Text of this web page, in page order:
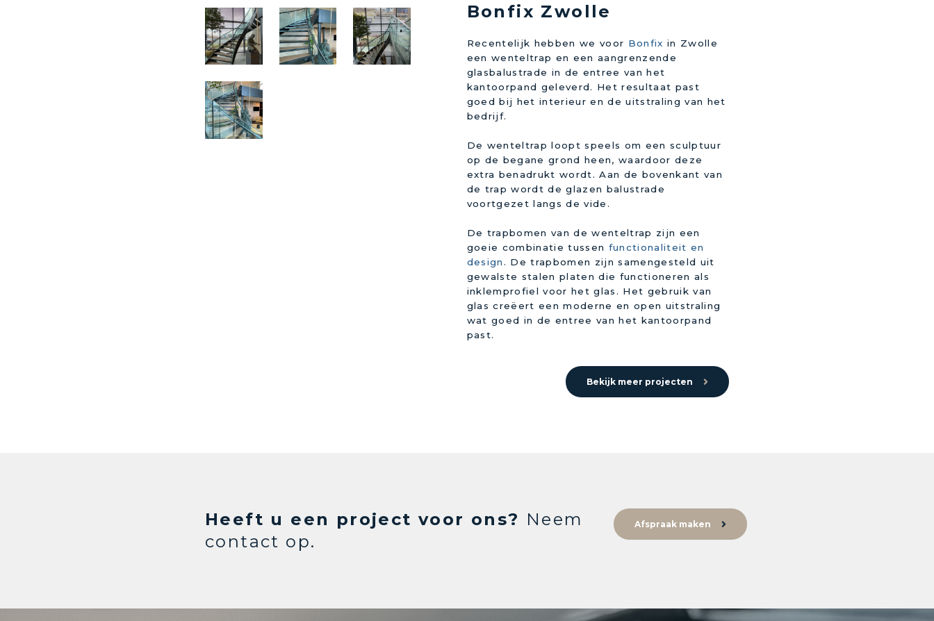
Bonfix Zwolle
Recentelijk hebben we voor Bonfix in Zwolle
een wenteltrap en een aangrenzende
glasbalustrade in de entree van het
kantoorpand geleverd. Het resultaat past
goed bij het interieur en de uitstraling van het
bedrijf.
De wenteltrap loopt speels om een sculptuur
op de begane grond heen, waardoor deze
extra benadrukt wordt. Aan de bovenkant van
de trap wordt de glazen balustrade
voortgezet langs de vide.
De trapbomen van de wenteltrap zijn een
goeie combinatie tussen functionaliteit en
design. De trapbomen zijn samengesteld uit
gewalste stalen platen die functioneren als
inklemprofiel voor het glas. Het gebruik van
glas creëert een moderne en open uitstraling
wat goed in de entree van het kantoorpand
past.
Bekijk meer projecten
Heeft u een project voor ons? Neem
contact op.
Afspraak maken